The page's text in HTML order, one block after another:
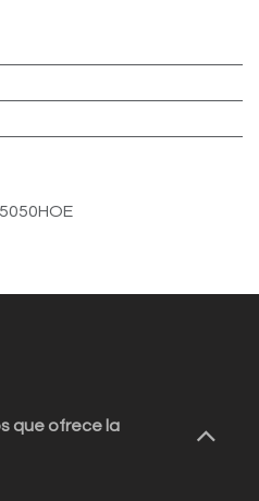
que ofrece la